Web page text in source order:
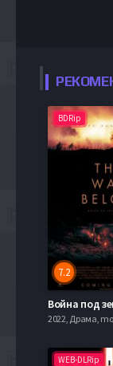
BDRip
7.2
Война под
2022, Драма,
WEB-DLRip